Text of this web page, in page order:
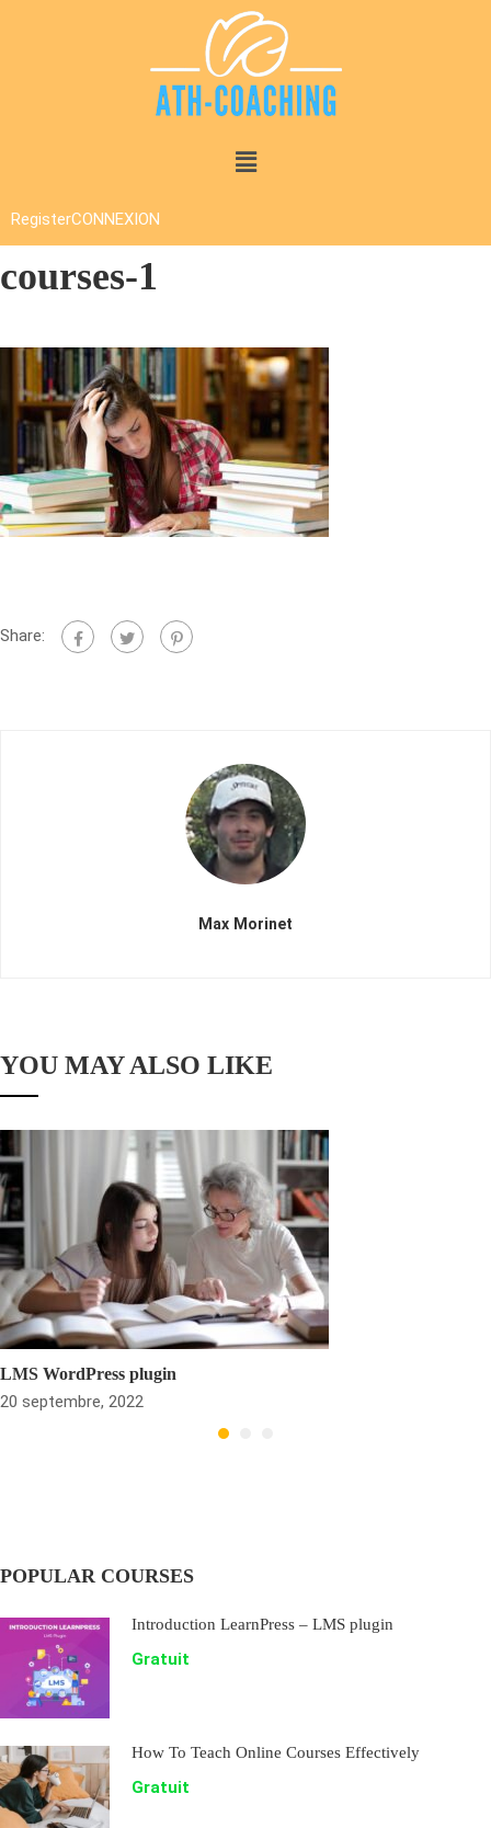
RegisterCONNEXION
courses-1
Share:
Max Morinet
YOU MAY ALSO LIKE
LMS WordPress plugin
20 septembre, 2022
POPULAR COURSES
Introduction LearnPress – LMS plugin
Gratuit
How To Teach Online Courses Effectively
Gratuit